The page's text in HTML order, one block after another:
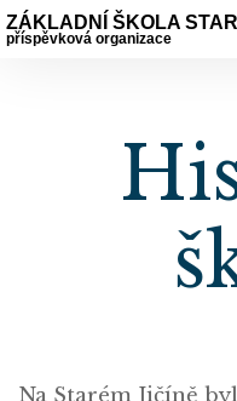
ZÁKLADNÍ ŠKOLA
příspěvková organizace
Na Starém Jičíně